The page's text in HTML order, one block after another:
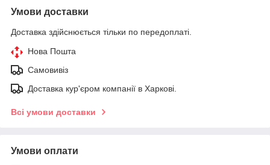
Умови доставки
Доставка здійснюється тільки по передоплаті.
Нова Пошта
Самовивіз
Доставка кур'єром компанії в Харкові.
Всі умови доставки
Умови оплати